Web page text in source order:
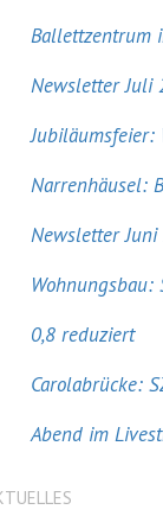
Ballettzentrum
Newsletter Juli
Narrenhäusel:
Newsletter
0,8 reduziert
Carolabrücke:
Abend im